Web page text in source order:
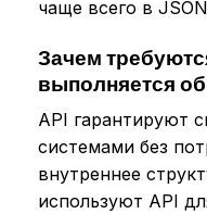
чаще всего в
Зачем
выполняется
API гарантируют
системами без
внутреннее
используют API